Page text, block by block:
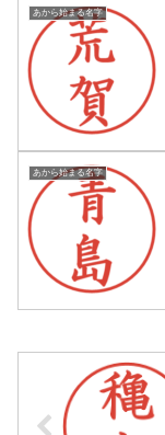
あから始まる名字
あから始まる名字